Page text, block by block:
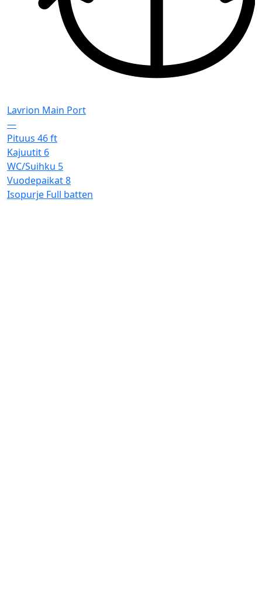
Lavrion Main Port
—
Pituus 46 ft
Kajuutit 6
WC/Suihku 5
Vuodepaikat8
Isopurje Full batten